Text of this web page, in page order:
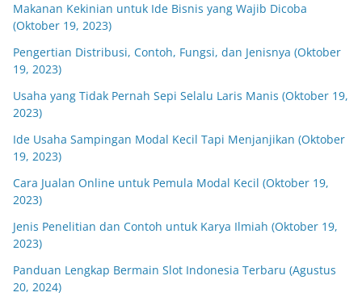
Makanan Kekinian untuk Ide Bisnis yang Wajib Dicoba
(Oktober 19, 2023)
Pengertian Distribusi, Contoh, Fungsi, dan Jenisnya (Oktober
19, 2023)
Usaha yang Tidak Pernah Sepi Selalu Laris Manis (Oktober 19,
2023)
Ide Usaha Sampingan Modal Kecil Tapi Menjanjikan (Oktober
19, 2023)
Cara Jualan Online untuk Pemula Modal Kecil (Oktober 19,
2023)
Jenis Penelitian dan Contoh untuk Karya Ilmiah (Oktober 19,
2023)
Panduan Lengkap Bermain Slot Indonesia Terbaru (Agustus
20, 2024)